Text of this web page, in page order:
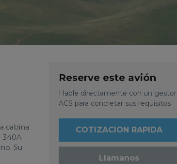
cabina
340A
Su
Reserve este avión
Hable directamente con un gestor
ACS para concretar sus requisitos
COTIZACION RAPIDA
Llamanos